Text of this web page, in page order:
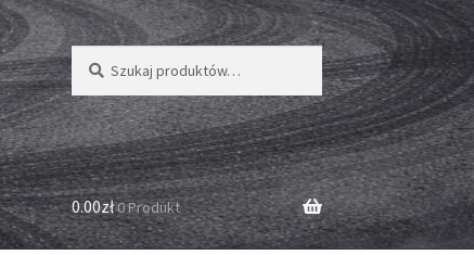
Szukaj:
Szukaj
0.00zł0 Produkt